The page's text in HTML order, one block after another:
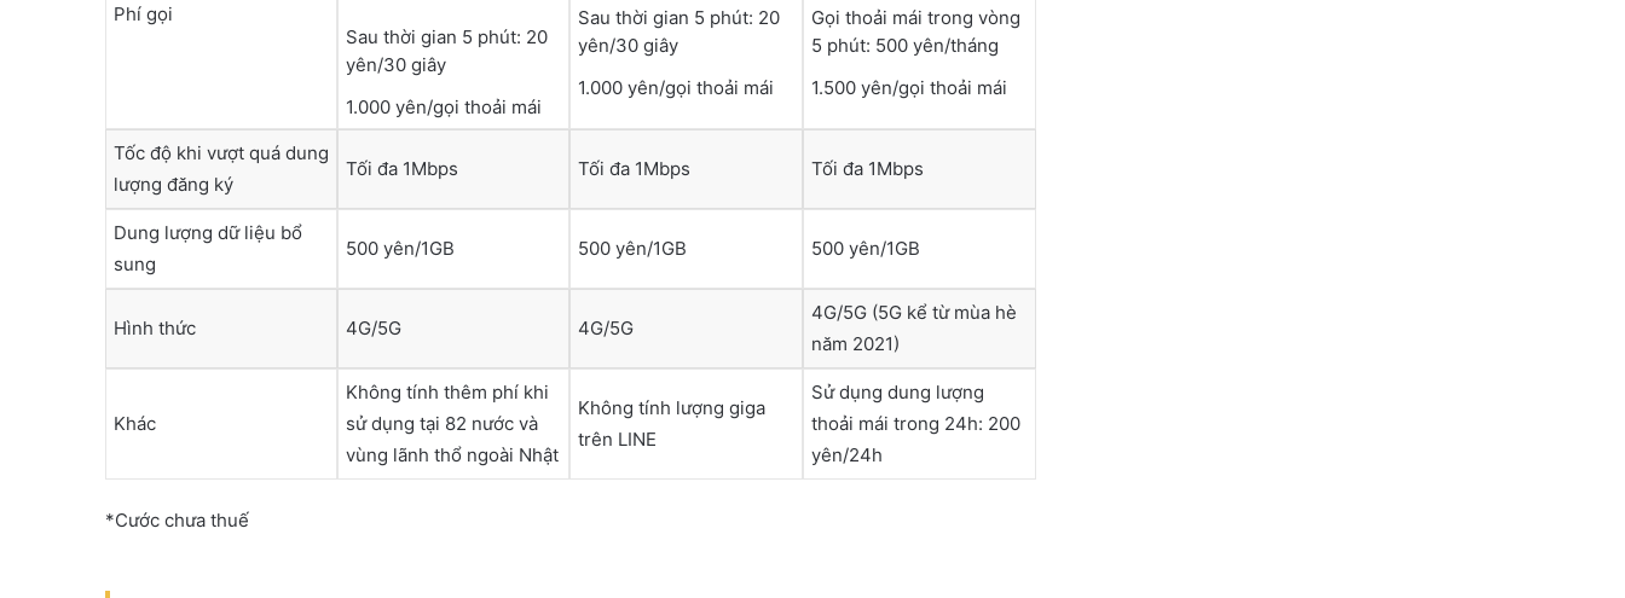
Phí gọi
Sau thời gian 5 phút: 20
yên/30 giây
1.000 yên/gọi thoải mái
Sau thời gian 5 phút: 20
yên/30 giây
1.000 yên/gọi thoải mái
Gọi thoải mái trong vòng
5 phút: 500 yên/tháng
1.500 yên/gọi thoải mái
Tốc độ khi vượt quá dung
lượng đăng ký
Tối đa 1Mbps Tối đa 1Mbps Tối đa 1Mbps
Dung lượng dữ liệu bổ
sung
500 yên/1GB 500 yên/1GB 500 yên/1GB
Hình thức 4G/5G 4G/5G
4G/5G (5G kể từ mùa hè
năm 2021)
Khác
Không tính thêm phí khi
sử dụng tại 82 nước và
vùng lãnh thổ ngoài Nhật
Không tính lượng giga
trên LINE
Sử dụng dung lượng
thoải mái trong 24h: 200
yên/24h
*Cước chưa thuế